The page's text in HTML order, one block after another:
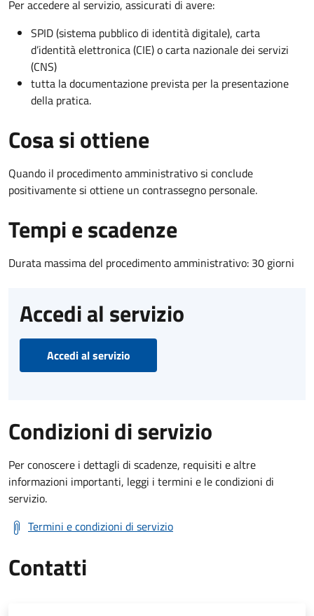
Per accedere al servizio, assicurati di avere:
SPID (sistema pubblico di identità digitale), carta
d’identità elettronica (CIE) o carta nazionale dei servizi
(CNS)
tutta la documentazione prevista per la presentazione
della pratica.
Cosa si ottiene
Quando il procedimento amministrativo si conclude
positivamente si ottiene un contrassegno personale.
Tempi e scadenze
Durata massima del procedimento amministrativo: 30 giorni
Accedi al servizio
Accedi al servizio
Condizioni di servizio
Per conoscere i dettagli di scadenze, requisiti e altre
informazioni importanti, leggi i termini e le condizioni di
servizio.
Termini e condizioni di servizio
Contatti